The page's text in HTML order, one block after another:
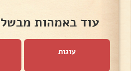
עוד באמהות
עוגות